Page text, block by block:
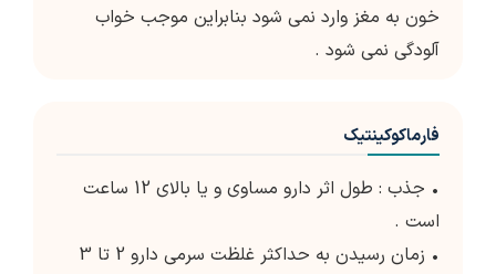
خون به مغز وارد نمی شود بنابراین موجب خواب
آلودگی نمی شود .
فارماکوکینتیک
• جذب : طول اثر دارو مساوی و یا بالای 12 ساعت
است .
• زمان رسیدن به حداکثر غلظت سرمی دارو 2 تا 3